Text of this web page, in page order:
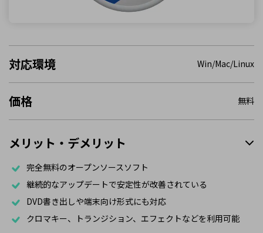
対応環境 Win/Mac/Linux
価格 無料
メリット・デメリット
完全無料のオープンソースソフト
継続的なアップデートで安定性が改善されている
DVD書き出しや端末向け形式にも対応
クロマキー、トランジション、エフェクトなどを利用可能